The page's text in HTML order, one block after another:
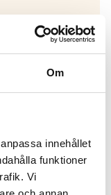
Om
innehållet
funktioner
Vi
träd